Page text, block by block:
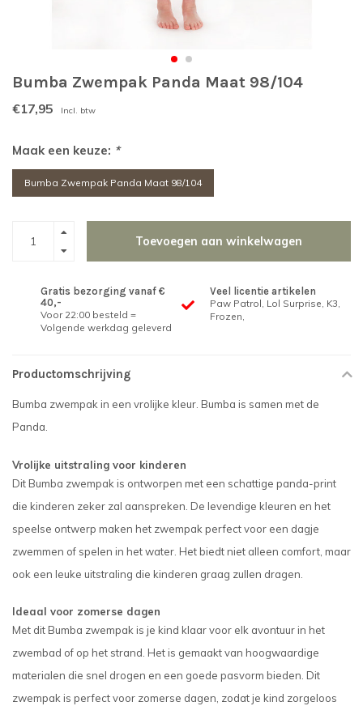
Bumba Zwempak Panda Maat 98/104
€17,95 Incl. btw
Maak een keuze: *
Bumba Zwempak Panda Maat 98/104
Toevoegen aan winkelwagen
Gratis bezorging vanaf €
40,-
Voor 22:00 besteld =
Volgende werkdag geleverd
Veel licentie artikelen
Paw Patrol, Lol Surprise, K3,
Frozen,
Productomschrijving
Bumba zwempak in een vrolijke kleur. Bumba is samen met de
Panda.
Vrolijke uitstraling voor kinderen
Dit Bumba zwempak is ontworpen met een schattige panda-print
die kinderen zeker zal aanspreken. De levendige kleuren en het
speelse ontwerp maken het zwempak perfect voor een dagje
zwemmen of spelen in het water. Het biedt niet alleen comfort, maar
ook een leuke uitstraling die kinderen graag zullen dragen.
Ideaal voor zomerse dagen
Met dit Bumba zwempak is je kind klaar voor elk avontuur in het
zwembad of op het strand. Het is gemaakt van hoogwaardige
materialen die snel drogen en een goede pasvorm bieden. Dit
zwempak is perfect voor zomerse dagen, zodat je kind zorgeloos